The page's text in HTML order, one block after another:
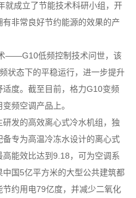
就成立了节能技术科研小组，开
非常良好节约能源的效果的产
低频控制技术问世，该
状态下的平稳运行，进一步提升
度。截至目前，格力G10变频
频空调产品上。
发的高效离心式冷水机组，独
专为高温冷冻水设计的离心式
能效比达到9.18，可为空调系
国5亿平方米的大型公共建筑都
约用电79亿度，并减少二氧化